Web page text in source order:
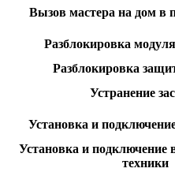
Вызов мастера на дом в
Разблокировка
Разблокировка
Устранение
Установка и
Установка и подключение
техники